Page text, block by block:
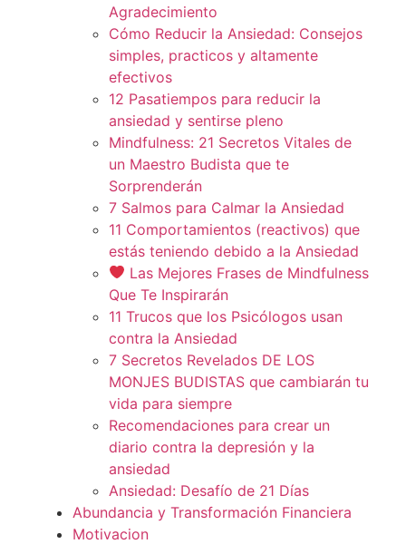
Agradecimiento
Cómo Reducir la Ansiedad: Consejos
simples, practicos y altamente
efectivos
12 Pasatiempos para reducir la
ansiedad y sentirse pleno
Mindfulness: 21 Secretos Vitales de
un Maestro Budista que te
Sorprenderán
7 Salmos para Calmar la Ansiedad
11 Comportamientos (reactivos) que
estás teniendo debido a la Ansiedad
Las Mejores Frases de Mindfulness
Que Te Inspirarán
11 Trucos que los Psicólogos usan
contra la Ansiedad
7 Secretos Revelados DE LOS
MONJES BUDISTAS que cambiarán tu
vida para siempre
Recomendaciones para crear un
diario contra la depresión y la
ansiedad
Ansiedad: Desafío de 21 Días
Abundancia y Transformación Financiera
Motivacion